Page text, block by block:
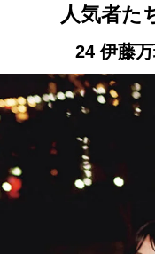
人気者た
24 伊藤